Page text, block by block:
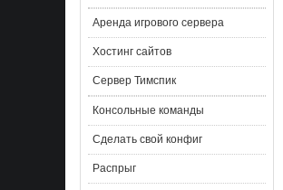
Аренда игрового сервера
Хостинг сайтов
Сервер Тимспик
Консольные команды
Сделать свой конфиг
Распрыг